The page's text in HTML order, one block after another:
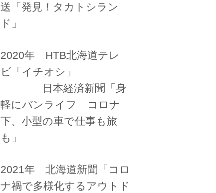
送「発見！タカトシラン
ド」
2020年 HTB北海道テレ
ビ「イチオシ」
日本経済新聞「身
軽にバンライフ コロナ
下、小型の車で仕事も旅
も」
2021年 北海道新聞「コロ
ナ禍で多様化するアウトド